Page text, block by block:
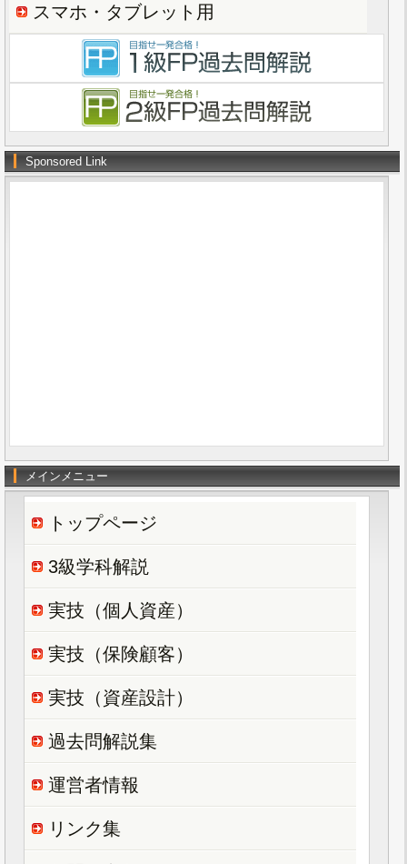
スマホ・タブレット用
Sponsored Link
メインメニュー
トップページ
3級学科解説
実技（個人資産）
実技（保険顧客）
実技（資産設計）
過去問解説集
運営者情報
リンク集